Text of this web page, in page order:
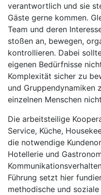
verantwortlich und sie
Gäste gerne kommen.
Team und deren
stoßen an, bewegen,
kontrollieren. Dabei
eigenen Bedürfnisse
Komplexität sicher zu
und Gruppendynamiken
einzelnen Menschen
Die arbeitsteilige
Service, Küche,
die notwendige
Hotellerie und
Führung setzt hier
methodische und